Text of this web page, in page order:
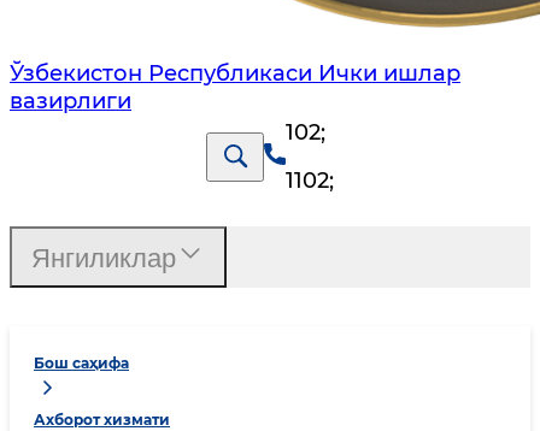
Ўзбекистон Республикаси Ички ишлар
вазирлиги
102;
1102;
Бош саҳифа
Ахборот хизмати
Янгиликлар